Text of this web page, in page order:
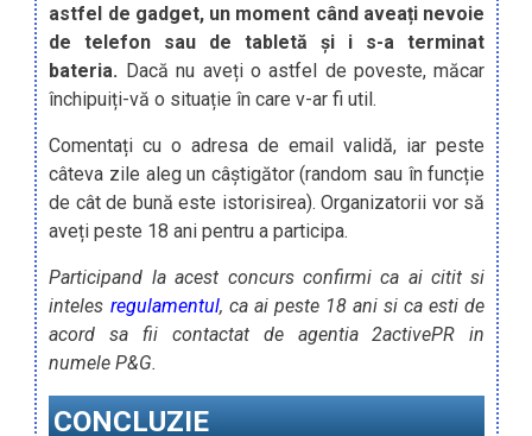
astfel de gadget, un moment când aveați nevoie
de telefon sau de tabletă și i s-a terminat
bateria. Dacă nu aveți o astfel de poveste, măcar
închipuiți-vă o situație în care v-ar fi util.
Comentați cu o adresa de email validă, iar peste
câteva zile aleg un câștigător (random sau în funcție
de cât de bună este istorisirea). Organizatorii vor să
aveți peste 18 ani pentru a participa.
Participand la acest concurs confirmi ca ai citit si
inteles regulamentul, ca ai peste 18 ani si ca esti de
acord sa fii contactat de agentia 2activePR in
numele P&G.
CONCLUZIE